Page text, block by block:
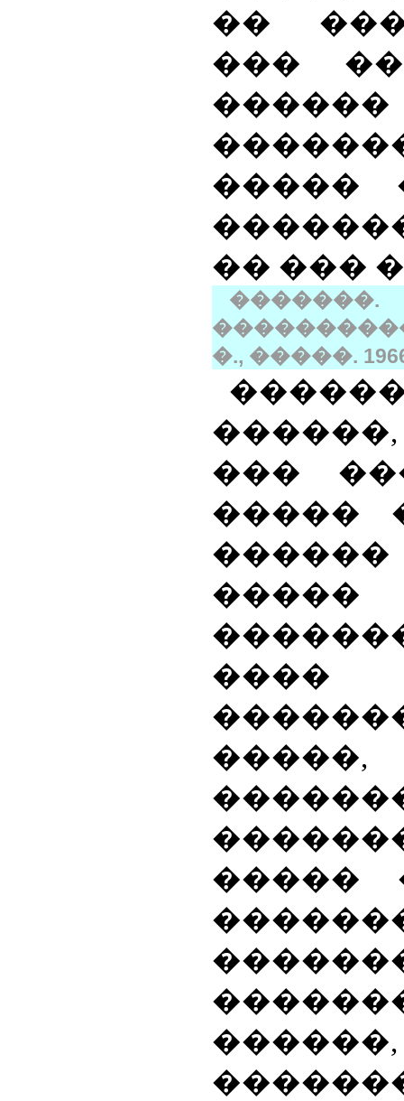
��
���
������
�����
�� ���
�., �����.
���
�����
�����
����
�����